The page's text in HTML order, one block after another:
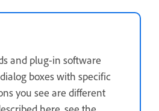
and plug-in software
boxes with specific
you see are different